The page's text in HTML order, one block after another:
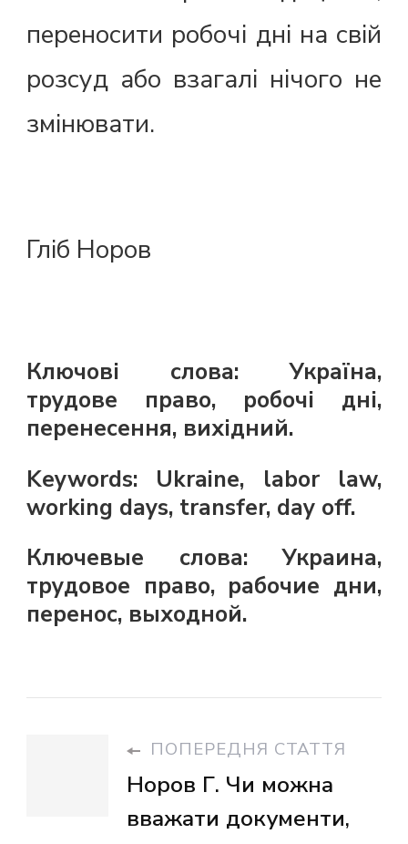
переносити робочі дні на свій
розсуд або взагалі нічого не
змінювати.
Гліб Норов
Ключові слова: Україна,
трудове право, робочі дні,
перенесення, вихідний.
Keywords: Ukraine, labor law,
working days, transfer, day off.
Ключевые слова: Украина,
трудовое право, рабочие дни,
перенос, выходной.
ПОПЕРЕДНЯ СТАТТЯ
Норов Г. Чи можна
вважати документи,